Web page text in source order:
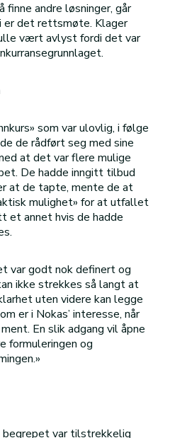
finne andre løsninger, går
er det rettsmøte. Klager
vært avlyst fordi det var
som var ulovlig, i følge
de rådført seg med sine
at det var flere mulige
De hadde inngitt tilbud
at de tapte, mente de at
mulighet» for at utfallet
et annet hvis de hadde
var godt nok definert og
ikke strekkes så langt at
uten videre kan legge
er i Nokas’ interesse, når
En slik adgang vil åpne
formuleringen og
begrepet var tilstrekkelig